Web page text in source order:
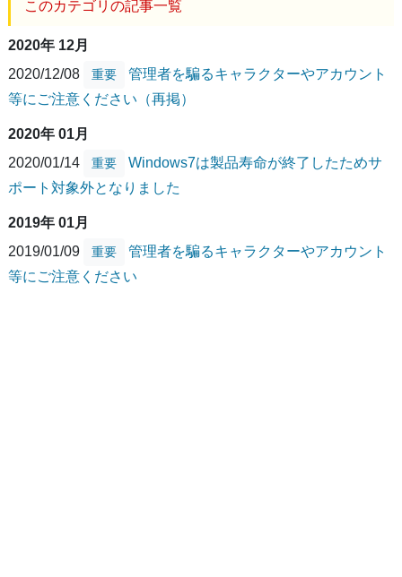
このカテゴリの記事一覧
2020年 12月
2020/12/08
重要
管理者を騙るキャラクターやアカウント
等にご注意ください（再掲）
2020年 01月
2020/01/14
重要
Windows7は製品寿命が終了したためサ
ポート対象外となりました
2019年 01月
2019/01/09
重要
管理者を騙るキャラクターやアカウント
等にご注意ください